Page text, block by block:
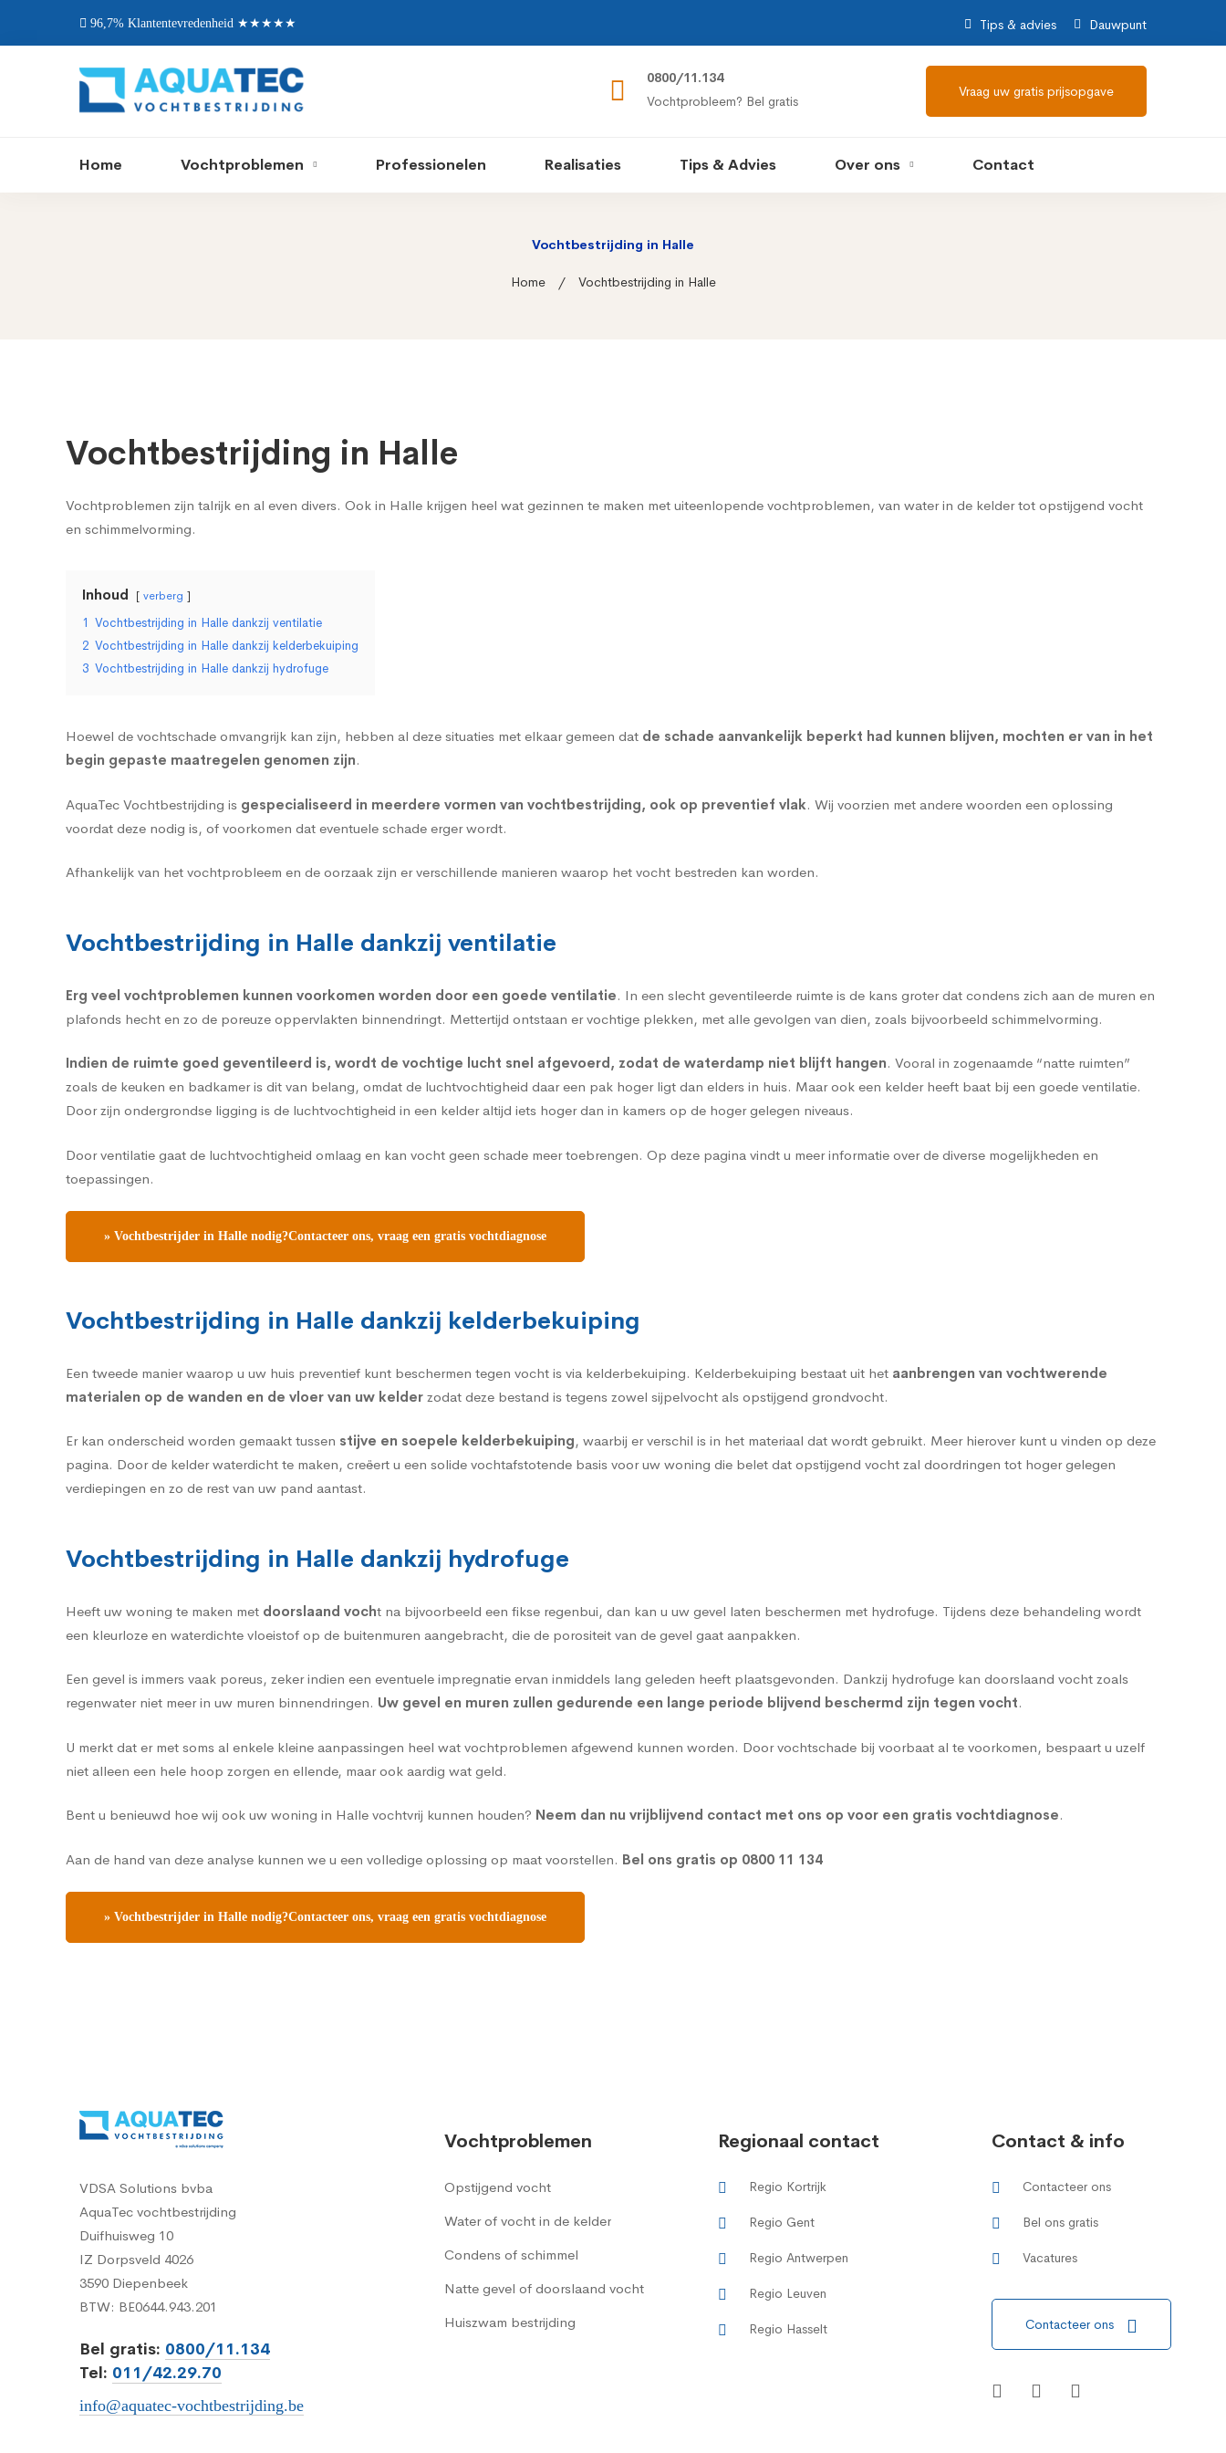
96,7% Klantentevredenheid ★★★★★ Tips & advies Dauwpunt
0800/11.134
Vochtprobleem? Bel gratis
Vraag uw gratis prijsopgave
Home Vochtproblemen Professionelen Realisaties Tips & Advies Over ons Contact
Vochtbestrijding in Halle
Home Vochtbestrijding in Halle
Vochtbestrijding in Halle
Vochtproblemen zijn talrijk en al even divers. Ook in Halle krijgen heel wat gezinnen te maken met uiteenlopende vochtproblemen, van water in de kelder tot opstijgend vocht
en schimmelvorming.
Inhoud verberg
1 Vochtbestrijding in Halle dankzij ventilatie
2 Vochtbestrijding in Halle dankzij kelderbekuiping
3 Vochtbestrijding in Halle dankzij hydrofuge
Hoewel de vochtschade omvangrijk kan zijn, hebben al deze situaties met elkaar gemeen dat de schade aanvankelijk beperkt had kunnen blijven, mochten er van in het
begin gepaste maatregelen genomen zijn.
AquaTec Vochtbestrijding is gespecialiseerd in meerdere vormen van vochtbestrijding, ook op preventief vlak. Wij voorzien met andere woorden een oplossing
voordat deze nodig is, of voorkomen dat eventuele schade erger wordt.
Afhankelijk van het vochtprobleem en de oorzaak zijn er verschillende manieren waarop het vocht bestreden kan worden.
Vochtbestrijding in Halle dankzij ventilatie
Erg veel vochtproblemen kunnen voorkomen worden door een goede ventilatie. In een slecht geventileerde ruimte is de kans groter dat condens zich aan de muren en
plafonds hecht en zo de poreuze oppervlakten binnendringt. Mettertijd ontstaan er vochtige plekken, met alle gevolgen van dien, zoals bijvoorbeeld schimmelvorming.
Indien de ruimte goed geventileerd is, wordt de vochtige lucht snel afgevoerd, zodat de waterdamp niet blijft hangen. Vooral in zogenaamde “natte ruimten”
zoals de keuken en badkamer is dit van belang, omdat de luchtvochtigheid daar een pak hoger ligt dan elders in huis. Maar ook een kelder heeft baat bij een goede ventilatie.
Door zijn ondergrondse ligging is de luchtvochtigheid in een kelder altijd iets hoger dan in kamers op de hoger gelegen niveaus.
Door ventilatie gaat de luchtvochtigheid omlaag en kan vocht geen schade meer toebrengen. Op deze pagina vindt u meer informatie over de diverse mogelijkheden en
toepassingen.
» Vochtbestrijder in Halle nodig?Contacteer ons, vraag een gratis vochtdiagnose
Vochtbestrijding in Halle dankzij kelderbekuiping
Een tweede manier waarop u uw huis preventief kunt beschermen tegen vocht is via kelderbekuiping. Kelderbekuiping bestaat uit het aanbrengen van vochtwerende
materialen op de wanden en de vloer van uw kelder zodat deze bestand is tegens zowel sijpelvocht als opstijgend grondvocht.
Er kan onderscheid worden gemaakt tussen stijve en soepele kelderbekuiping, waarbij er verschil is in het materiaal dat wordt gebruikt. Meer hierover kunt u vinden op deze
pagina. Door de kelder waterdicht te maken, creëert u een solide vochtafstotende basis voor uw woning die belet dat opstijgend vocht zal doordringen tot hoger gelegen
verdiepingen en zo de rest van uw pand aantast.
Vochtbestrijding in Halle dankzij hydrofuge
Heeft uw woning te maken met doorslaand vocht na bijvoorbeeld een fikse regenbui, dan kan u uw gevel laten beschermen met hydrofuge. Tijdens deze behandeling wordt
een kleurloze en waterdichte vloeistof op de buitenmuren aangebracht, die de porositeit van de gevel gaat aanpakken.
Een gevel is immers vaak poreus, zeker indien een eventuele impregnatie ervan inmiddels lang geleden heeft plaatsgevonden. Dankzij hydrofuge kan doorslaand vocht zoals
regenwater niet meer in uw muren binnendringen. Uw gevel en muren zullen gedurende een lange periode blijvend beschermd zijn tegen vocht.
U merkt dat er met soms al enkele kleine aanpassingen heel wat vochtproblemen afgewend kunnen worden. Door vochtschade bij voorbaat al te voorkomen, bespaart u uzelf
niet alleen een hele hoop zorgen en ellende, maar ook aardig wat geld.
Bent u benieuwd hoe wij ook uw woning in Halle vochtvrij kunnen houden? Neem dan nu vrijblijvend contact met ons op voor een gratis vochtdiagnose.
Aan de hand van deze analyse kunnen we u een volledige oplossing op maat voorstellen. Bel ons gratis op 0800 11 134
» Vochtbestrijder in Halle nodig?Contacteer ons, vraag een gratis vochtdiagnose
VDSA Solutions bvba
AquaTec vochtbestrijding
Duifhuisweg 10
IZ Dorpsveld 4026
3590 Diepenbeek
BTW: BE0644.943.201
Bel gratis: 0800/11.134
Tel: 011/42.29.70
info@aquatec-vochtbestrijding.be
Vochtproblemen
Opstijgend vocht
Water of vocht in de kelder
Condens of schimmel
Natte gevel of doorslaand vocht
Huiszwam bestrijding
Regionaal contact
Regio Kortrijk
Regio Gent
Regio Antwerpen
Regio Leuven
Regio Hasselt
Contact & info
Contacteer ons
Bel ons gratis
Vacatures
Contacteer ons